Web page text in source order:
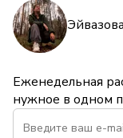
Еженедельная
нужное в одном